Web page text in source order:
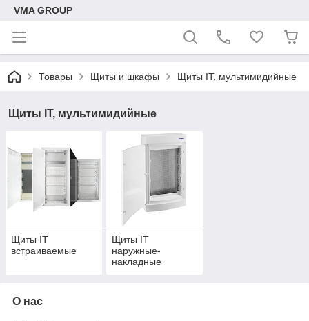
VMA GROUP
Товары Щиты и шкафы Щиты IT, мультимидийные
Щиты IT, мультимидийные
Щиты IT
встраиваемые
Щиты IT
наружные-
накладные
О нас